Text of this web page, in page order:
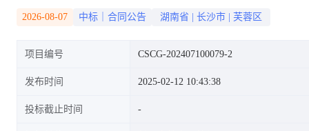
2026-08-07 中标｜合同公告 湖南省 长沙市 芙蓉区
项目编号 CSCG-202407100079-2
发布时间 2025-02-12 10:43:38
投标截止时间